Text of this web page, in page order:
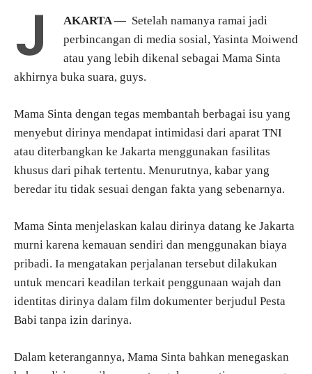
J AKARTA — Setelah namanya ramai jadi
perbincangan di media sosial, Yasinta Moiwend
atau yang lebih dikenal sebagai Mama Sinta
akhirnya buka suara, guys.
Mama Sinta dengan tegas membantah berbagai isu yang
menyebut dirinya mendapat intimidasi dari aparat TNI
atau diterbangkan ke Jakarta menggunakan fasilitas
khusus dari pihak tertentu. Menurutnya, kabar yang
beredar itu tidak sesuai dengan fakta yang sebenarnya.
Mama Sinta menjelaskan kalau dirinya datang ke Jakarta
murni karena kemauan sendiri dan menggunakan biaya
pribadi. Ia mengatakan perjalanan tersebut dilakukan
untuk mencari keadilan terkait penggunaan wajah dan
identitas dirinya dalam film dokumenter berjudul Pesta
Babi tanpa izin darinya.
Dalam keterangannya, Mama Sinta bahkan menegaskan